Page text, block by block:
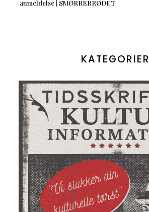
anmeldelse | SMØRREBRØDET
KATEGORIER